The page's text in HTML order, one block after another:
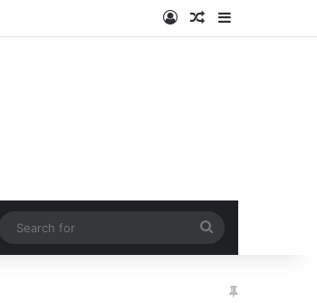
Log InRandom Article
Sidebar
for